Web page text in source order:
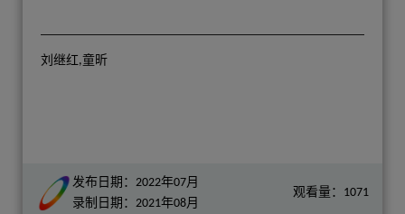
刘继红,童昕
发布日期：2022年07月
录制日期：2021年08月
观看量：1071